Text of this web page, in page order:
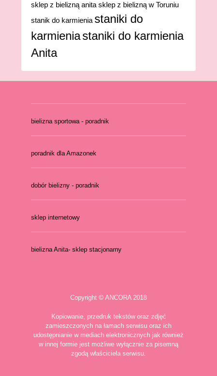
sklep z bielizną anita sklep z bielizną w Toruniu
stanik do karmienia staniki do
karmieniastaniki do karmienia
Anita
bielizna sportowa - poradnik
poradnik dla Amazonek
dobór bielizny - poradnik
sklep internetowy
bielizna Anita- sklep stacjonarny
Copyright © ANCORA 2018
Kopiowanie, przedruk tekstów oraz zdjęć
zamieszczonych na łamach serwisu oraz ich
udostępnianie w mediach elektronicznych jak również
w innej formie jest możliwe wyłącznie za pisemną
zgodą właściciela serwisu.